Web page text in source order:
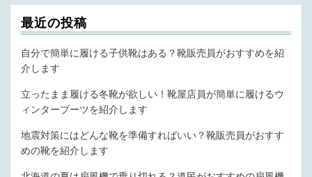
最近の投稿
自分で簡単に履ける子供靴はある？靴販売員がおすすめを紹
介します
立ったまま履ける冬靴が欲しい！靴屋店員が簡単に履けるウ
ィンターブーツを紹介します
地震対策にはどんな靴を準備すればいい？靴販売員がおすす
めの靴を紹介します